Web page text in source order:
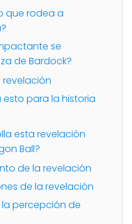
que rodea a
se
de Bardock?
esto para la historia
esta revelación
Ball?
de la revelación
de la revelación
percepción de